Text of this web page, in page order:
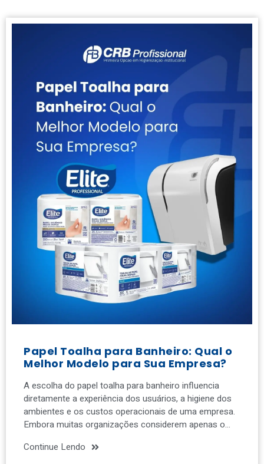
Papel Toalha para Banheiro: Qual o
Melhor Modelo para Sua Empresa?
A escolha do papel toalha para banheiro influencia
diretamente a experiência dos usuários, a higiene dos
ambientes e os custos operacionais de uma empresa.
Embora muitas organizações considerem apenas o…
Continue Lendo